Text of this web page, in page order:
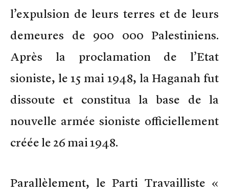
l’expulsion de leurs terres et de leurs
demeures de 900 000 Palestiniens.
Après la proclamation de l’Etat
sioniste, le 15 mai 1948, la Haganah fut
dissoute et constitua la base de la
nouvelle armée sioniste officiellement
créée le 26 mai 1948.
Parallèlement, le Parti Travailliste «